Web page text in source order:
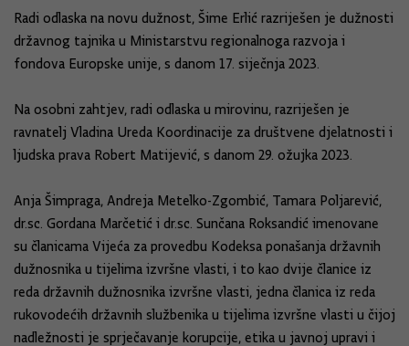
Radi odlaska na novu dužnost, Šime Erlić razriješen je dužnosti
državnog tajnika u Ministarstvu regionalnoga razvoja i
fondova Europske unije, s danom 17. siječnja 2023.
Na osobni zahtjev, radi odlaska u mirovinu, razriješen je
ravnatelj Vladina Ureda Koordinacije za društvene djelatnosti i
ljudska prava Robert Matijević, s danom 29. ožujka 2023.
Anja Šimpraga, Andreja Metelko-Zgombić, Tamara Poljarević,
dr.sc. Gordana Marčetić i dr.sc. Sunčana Roksandić imenovane
su članicama Vijeća za provedbu Kodeksa ponašanja državnih
dužnosnika u tijelima izvršne vlasti, i to kao dvije članice iz
reda državnih dužnosnika izvršne vlasti, jedna članica iz reda
rukovodećih državnih službenika u tijelima izvršne vlasti u čijoj
nadležnosti je sprječavanje korupcije, etika u javnoj upravi i